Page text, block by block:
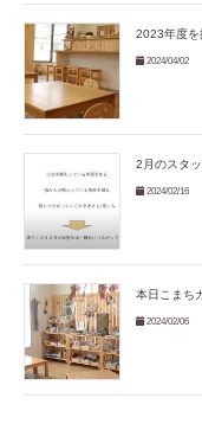
2023年度を
2024/04/02
2月のスタ
2024/02/16
本日こまち
2024/02/06